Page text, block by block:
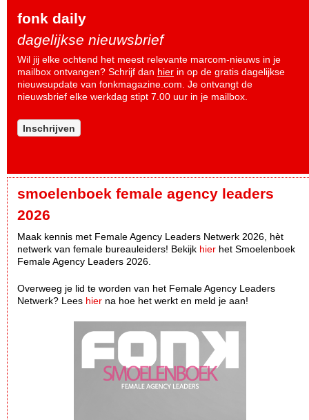
fonk daily
dagelijkse nieuwsbrief
Wil jij elke ochtend het meest relevante marcom-nieuws in je
mailbox ontvangen? Schrijf dan hier in op de gratis dagelijkse
nieuwsupdate van fonkmagazine.com. Je ontvangt de
nieuwsbrief elke werkdag stipt 7.00 uur in je mailbox.
Inschrijven
smoelenboek female agency leaders
2026
Maak kennis met Female Agency Leaders Netwerk 2026, hèt
netwerk van female bureauleiders! Bekijk hier het Smoelenboek
Female Agency Leaders 2026.
Overweeg je lid te worden van het Female Agency Leaders
Netwerk? Lees hier na hoe het werkt en meld je aan!